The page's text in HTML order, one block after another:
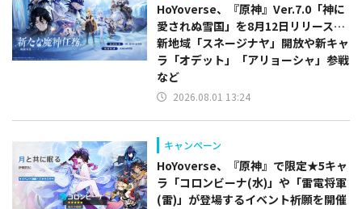
HoYoverse、『原神』Ver.7.0「神に
愛されぬ雪国」を8月12日リリース…
新地域「スネージナヤ」開放や新キャ
ラ「オデット」「アリョーシャ」参戦
など
2026.08.01 13:24
キャンペーン
HoYoverse、『原神』で限定★5キャ
ラ「コロンビーナ(水)」や「雷電将軍
(雷)」が登場するイベント祈願を開催